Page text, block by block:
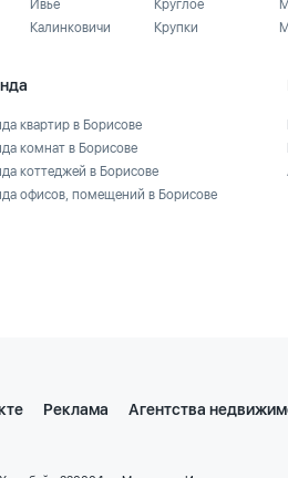
Ивье
Калинковичи
Круглое
Крупки
квартир в Борисове
комнат в Борисове
коттеджей в Борисове
офисов, помещений в Борисове
Реклама Агентства